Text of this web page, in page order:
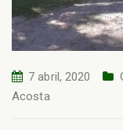
7 abril, 2020
Acosta